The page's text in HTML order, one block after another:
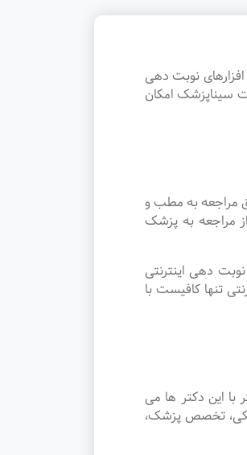
نوبت دهی
سیناپزشک امکان
مراجعه به مطب و
مراجعه به پزشک
دهی اینترنتی
تنها کافیست با
این دکتر ها می
تخصص پزشک،